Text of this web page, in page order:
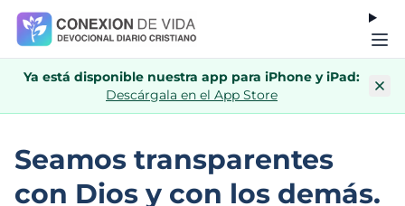
Ya está disponible nuestra app para iPhone y iPad:
Descárgala en el App Store
Seamos transparentes
con Dios y con los demás.